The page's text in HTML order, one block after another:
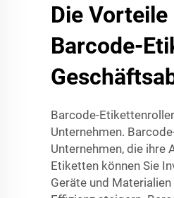
Die
Barcode-
Barcode-
Unternehmen.
Unternehmen, die ihre
Etiketten können Sie
Geräte und